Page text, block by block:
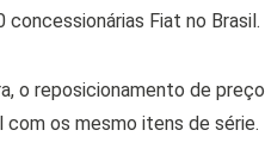
concessionárias Fiat no Brasil.
o reposicionamento de
com os mesmo itens de série.